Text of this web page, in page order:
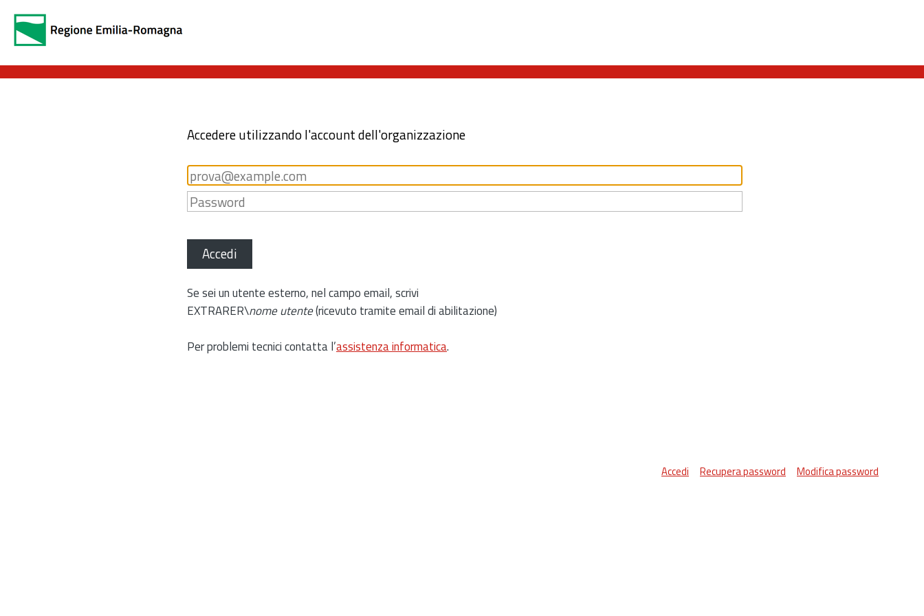
Accedere utilizzando l'account dell'organizzazione
Accedi
Se sei un utente esterno, nel campo email, scrivi
EXTRARER\nome utente(ricevuto tramite email di abilitazione)
Per problemi tecnici contatta l’assistenza informatica.
Accedi Recupera password Modifica password